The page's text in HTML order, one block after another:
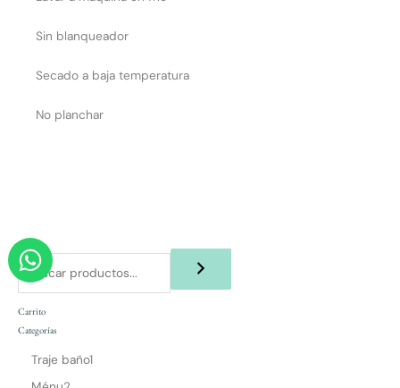
W
h
a
t
s
a
Carrito
Categorías
Traje baño1
Sin blanqueador
Secado a baja temperatura
No planchar